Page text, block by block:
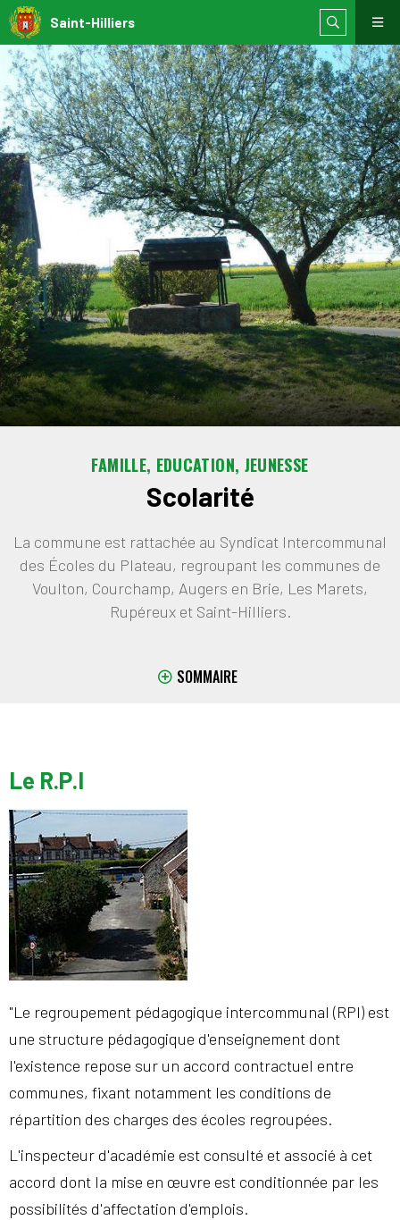
Saint-Hilliers
FAMILLE, EDUCATION, JEUNESSE
Scolarité
La commune est rattachée au Syndicat Intercommunal
des Écoles du Plateau, regroupant les communes de
Voulton, Courchamp, Augers en Brie, Les Marets,
Rupéreux et Saint-Hilliers.
SOMMAIRE
Le R.P.I
"Le regroupement pédagogique intercommunal (RPI) est
une structure pédagogique d'enseignement dont
l'existence repose sur un accord contractuel entre
communes, fixant notamment les conditions de
répartition des charges des écoles regroupées.
L'inspecteur d'académie est consulté et associé à cet
accord dont la mise en œuvre est conditionnée par les
possibilités d'affectation d'emplois.